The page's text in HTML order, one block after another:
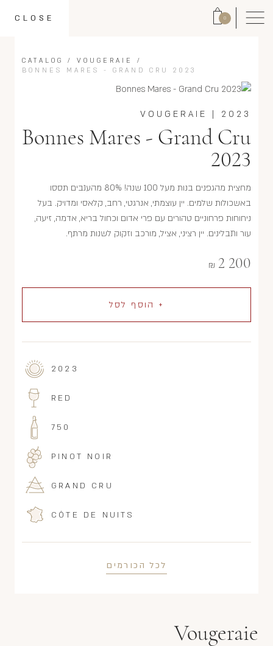
0
CLOSE
CATALOG / VOUGERAIE
/
BONNES MARES - GRAND CRU 2023
2023
|
VOUGERAIE
Bonnes Mares - Grand Cru
2023
מחצית מהגפנים בנות מעל 100 שנה! 80% מהענבים תססו
באשכולות שלמים. יין עוצמתי, אנרגטי, רחב, קלאסי ומדויק. בעל
ניחוחות פרחוניים טהורים עם פרי אדום וכחול בריא, אדמה, זיעה,
עור ותבלינים. יין רציני, אציל, מורכב וזקוק לשנות מרתף.
2 200
₪
+ הוסף לסל
2023
RED
750
PINOT NOIR
GRAND CRU
CÔTE DE NUITS
לכל הכורמים
Vougeraie